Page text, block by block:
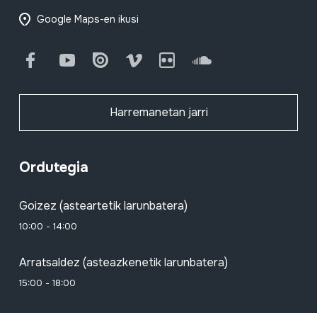
Google Maps-en ikusi
FacebookYoutube Issuu Vimeo Flickr SoundCloud
Harremanetan jarri
Ordutegia
Goizez (asteartetik larunbatera)
10:00 - 14:00
Arratsaldez (asteazkenetik larunbatera)
15:00 - 18:00